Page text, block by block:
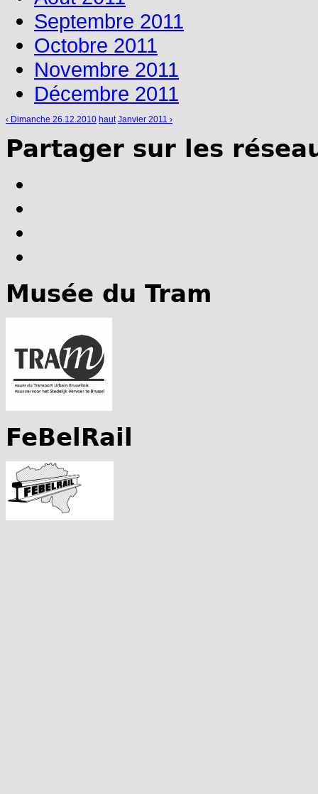
Septembre 2011
Octobre 2011
Novembre 2011
Décembre 2011
‹ Dimanche 26.12.2010 haut Janvier 2011 ›
Partager sur les
Musée du Tram
FeBelRail